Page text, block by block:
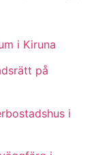
i Kiruna
på
i